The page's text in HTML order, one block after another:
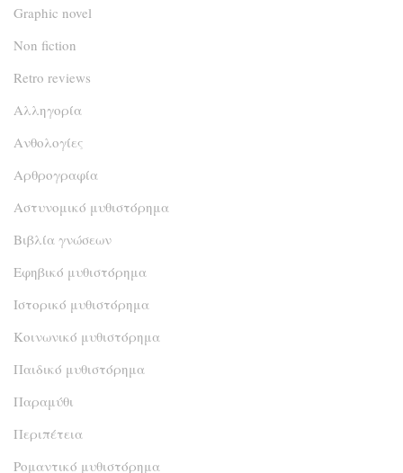
Graphic novel
Non fiction
Retro reviews
Αλληγορία
Ανθολογίες
Αρθρογραφία
Αστυνομικό μυθιστόρημα
Βιβλία γνώσεων
Εφηβικό μυθιστόρημα
Ιστορικό μυθιστόρημα
Κοινωνικό μυθιστόρημα
Παιδικό μυθιστόρημα
Παραμύθι
Περιπέτεια
Ρομαντικό μυθιστόρημα